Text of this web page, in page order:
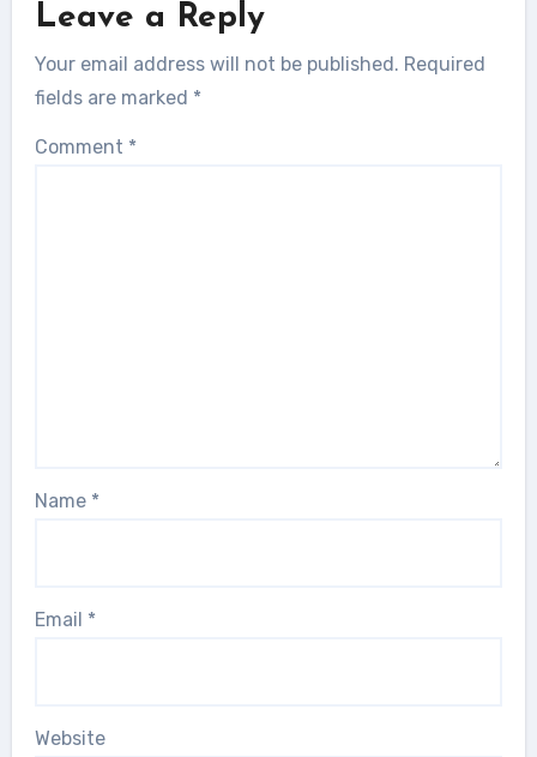
Leave a Reply
Your email address will not be published. Required
fields are marked *
Comment *
Name *
Email *
Website